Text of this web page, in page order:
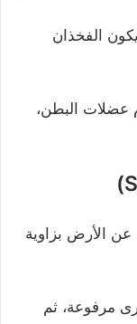
الفخذان
عضلات البطن،
الأرض بزاوية
مرفوعة، ثم